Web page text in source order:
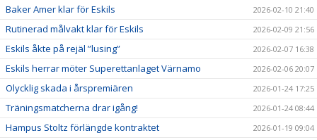
Baker Amer klar för Eskils 2026-02-10 21:40
Rutinerad målvakt klar för Eskils 2026-02-09 21:56
Eskils åkte på rejäl ”lusing” 2026-02-07 16:38
Eskils herrar möter Superettanlaget Värnamo 2026-02-06 20:07
Olycklig skada i årspremiären 2026-01-24 17:25
Träningsmatcherna drar igång! 2026-01-24 08:44
Hampus Stoltz förlängde kontraktet 2026-01-19 09:04